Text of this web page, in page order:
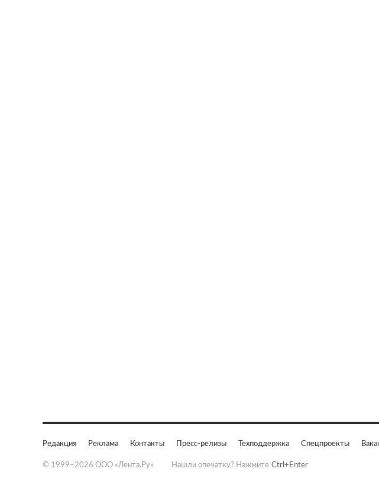
Редакция Реклама Контакты Пресс-релизы Техподдержка Спецпроекты
© 1999–2026 ООО «Лента.Ру» Нашли опечатку? Нажмите Ctrl+Enter